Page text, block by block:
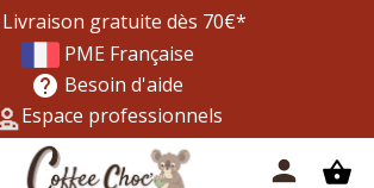
Livraison gratuite dès 70€*
PME Française
help Besoin d'aide
Espace professionnels
shopping_basket
person